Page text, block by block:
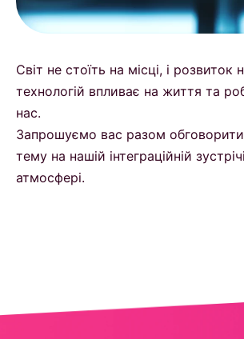
Світ не стоїть на місці, і розвиток
технологій впливає на життя та
нас.
Запрошуємо вас разом
тему на нашій інтеграційній
атмосфері.